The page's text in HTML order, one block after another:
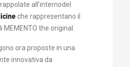
all’internodel
che rappresentano il
MEMENTO the original.
ora proposte in una
innovativa da